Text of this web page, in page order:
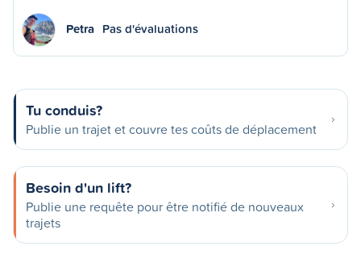
Petra Pas d'évaluations
Tu conduis?
Publie un trajet et couvre tes coûts de déplacement
Besoin d'un lift?
Publie une requête pour être notifié de nouveaux
trajets